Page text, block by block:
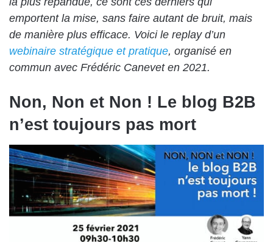
emportent la mise, sans faire autant de bruit, mais
de manière plus efficace. Voici le replay d’un
webinaire stratégique et pratique, organisé en
commun avec Frédéric Canevet en 2021.
Non, Non et Non ! Le blog B2B
n’est toujours pas mort